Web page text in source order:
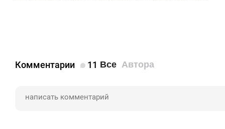
Комментарии 11 Все Автора